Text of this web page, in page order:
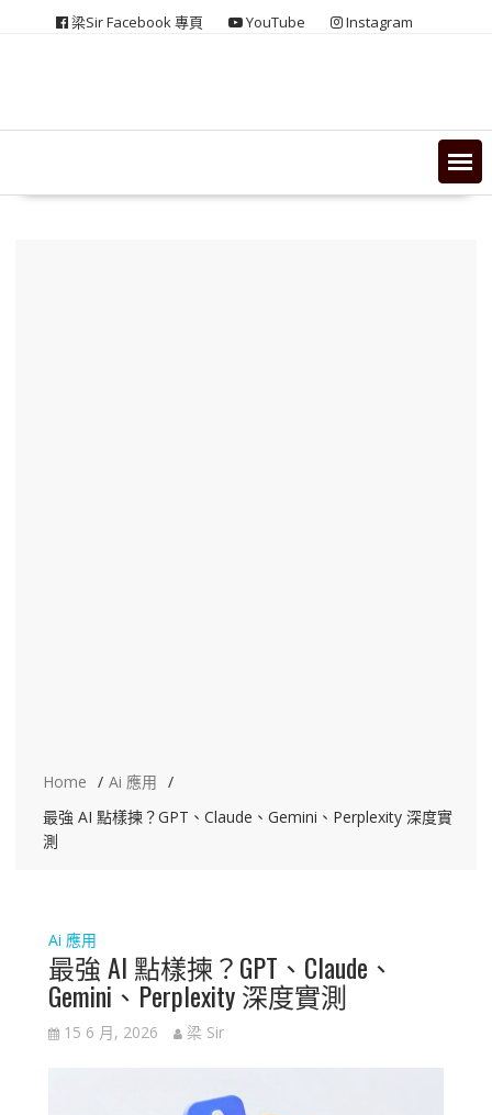
梁Sir Facebook 專頁 YouTube Instagram
Home
Ai 應用
最強 AI 點樣揀？GPT、Claude、Gemini、Perplexity 深度實
測
Ai 應用
最強 AI 點樣揀？GPT、Claude、
Gemini、Perplexity 深度實測
15 6 月, 2026 梁 Sir